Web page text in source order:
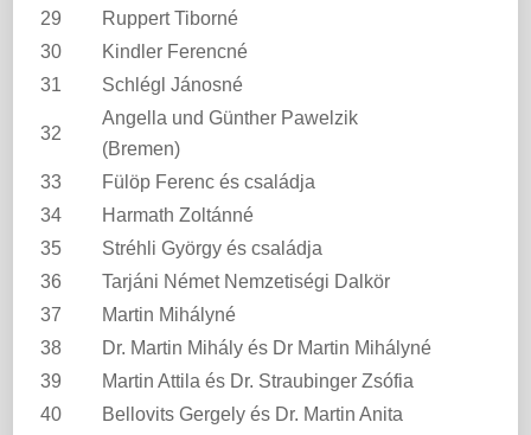
29
Ruppert Tiborné
30
Kindler Ferencné
31
Schlégl Jánosné
32
Angella und Günther Pawelzik
(Bremen)
33
Fülöp Ferenc és családja
34
Harmath Zoltánné
35
Stréhli György és családja
36
Tarjáni Német Nemzetiségi Dalkör
37
Martin Mihályné
38
Dr. Martin Mihály és Dr Martin Mihályné
39
Martin Attila és Dr. Straubinger Zsófia
40
Bellovits Gergely és Dr. Martin Anita